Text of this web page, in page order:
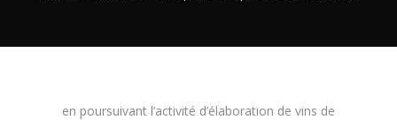
en poursuivant l’activité d’élaboration de vins de